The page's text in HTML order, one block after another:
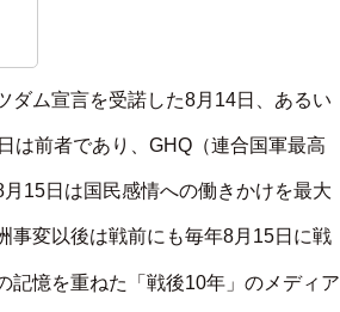
ダム宣言を受諾した8月14日、あるい
は前者であり、GHQ（連合国軍最高
15日は国民感情への働きかけを最大
事変以後は戦前にも毎年8月15日に戦
記憶を重ねた「戦後10年」のメディア